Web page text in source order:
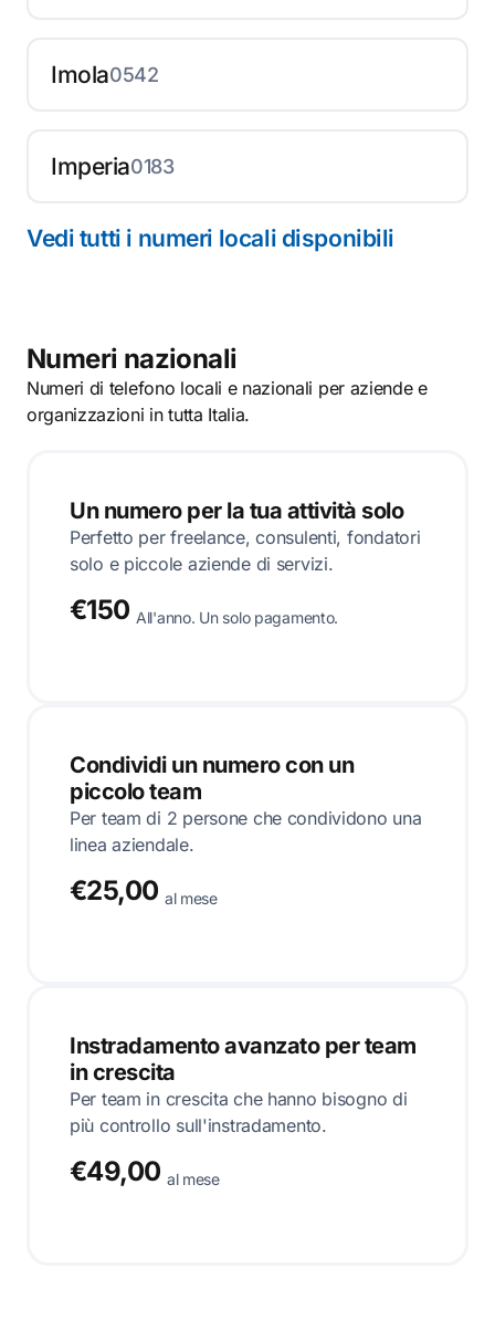
Imola0542
Imperia0183
Vedi tutti i numeri locali disponibili
Numeri nazionali
Numeri di telefono locali e nazionali per aziende e
organizzazioni in tutta Italia.
Un numero per la tua attività solo
Perfetto per freelance, consulenti, fondatori
solo e piccole aziende di servizi.
€150 All'anno. Un solo pagamento.
Condividi un numero con un
piccolo team
Per team di 2 persone che condividono una
linea aziendale.
€25,00 al mese
Instradamento avanzato per team
in crescita
Per team in crescita che hanno bisogno di
più controllo sull'instradamento.
€49,00 al mese